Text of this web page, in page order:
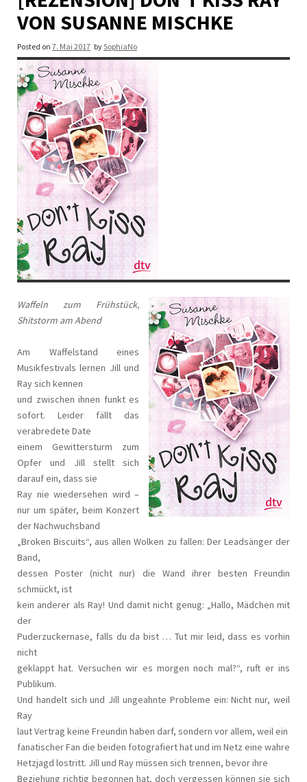
VON SUSANNE MISCHKE
Posted on 7. Mai 2017 bySophiaNo
Waffeln zum Frühstück,
Shitstorm am Abend
Am Waffelstand eines
Musikfestivals lernen Jill und
Ray sich kennen
und zwischen ihnen funkt es
sofort. Leider fällt das
verabredete Date
einem Gewittersturm zum
Opfer und Jill stellt sich
darauf ein, dass sie
Ray nie wiedersehen wird –
nur um später, beim Konzert
der Nachwuchsband
„Broken Biscuits“, aus allen Wolken zu fallen: Der Leadsänger der
Band,
dessen Poster (nicht nur) die Wand ihrer besten Freundin
schmückt, ist
kein anderer als Ray! Und damit nicht genug: „Hallo, Mädchen mit
der
Puderzuckernase, falls du da bist … Tut mir leid, dass es vorhin
nicht
geklappt hat. Versuchen wir es morgen noch mal?“, ruft er ins
Publikum.
Und handelt sich und Jill ungeahnte Probleme ein: Nicht nur, weil
Ray
laut Vertrag keine Freundin haben darf, sondern vor allem, weil ein
fanatischer Fan die beiden fotografiert hat und im Netz eine wahre
Hetzjagd lostritt. Jill und Ray müssen sich trennen, bevor ihre
Beziehung richtig begonnen hat, doch vergessen können sie sich